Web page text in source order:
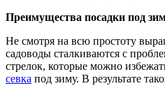
Преимущества посадки под
Не смотря на всю простоту
садоводы сталкиваются с
стрелок, которые можно
севка под зиму. В результате